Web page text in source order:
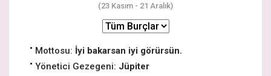
(23 Kasım - 21 Aralık)
Mottosu: İyi bakarsan iyi görürsün.
Yönetici Gezegeni: Jüpiter